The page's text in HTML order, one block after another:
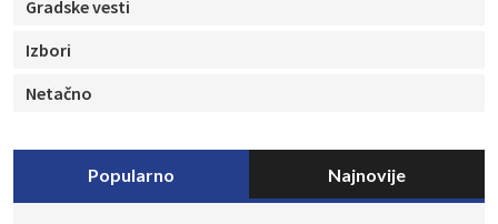
Gradske vesti
Izbori
Netačno
Popularno Najnovije